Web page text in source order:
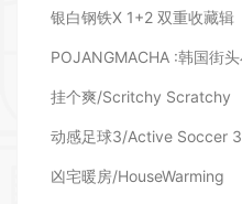
银白钢铁X 1+2 双重收藏辑
挂个爽/Scritchy Scratchy
动感足球3/Active Soccer 3
凶宅暖房/HouseWarming